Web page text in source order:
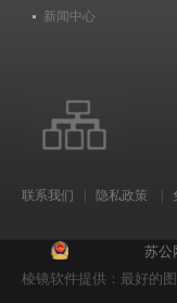
新闻中心
联系我们 隐私政策
苏公
棱镜软件提供：最好的